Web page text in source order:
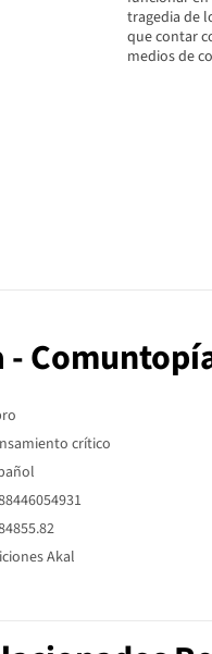
tragedia de
que contar
medios de
-
crítico
Akal